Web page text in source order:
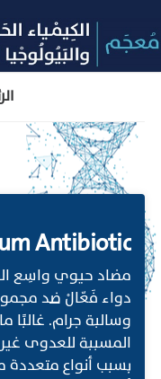
Antibiotic
مضاد حيوي واسِع
دواء فَعّالْ ضد
وسالبة جرام. غالبًا
المسببة للعدوى
بسبب أنواع متعددة